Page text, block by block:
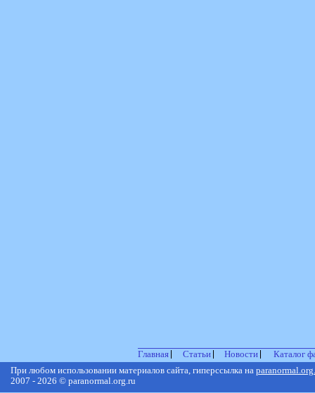
Главная Статьи Новости
Каталог
При любом использовании материалов сайта, гиперссылка на
2007 - 2026 © paranormal.org.ru